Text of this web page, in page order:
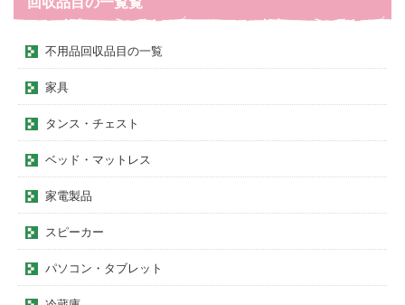
不用品回収品目の一覧
家具
タンス・チェスト
ベッド・マットレス
家電製品
スピーカー
パソコン・タブレット